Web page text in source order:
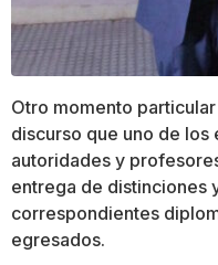
Otro momento
discurso que uno de los
autoridades y
entrega de distinciones
correspondientes
egresados.